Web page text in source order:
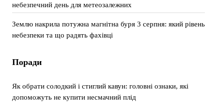
небезпечний день для метеозалежних
Землю накрила потужна магнітна буря 3 серпня: який рівень
небезпеки та що радять фахівці
Поради
Як обрати солодкий і стиглий кавун: головні ознаки, які
допоможуть не купити несмачний плід